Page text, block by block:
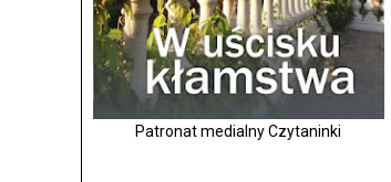
Patronat medialny Czytaninki